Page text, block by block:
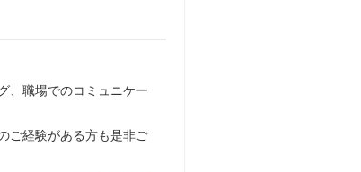
、職場でのコミュニケー
ご経験がある方も是非ご